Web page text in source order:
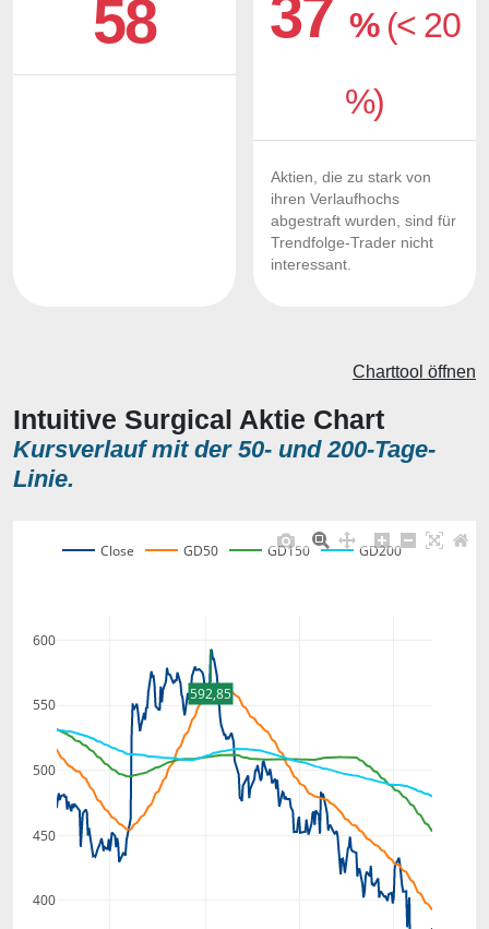
58 37% (< 20
%)
Aktien, die zu stark von
ihren Verlaufhochs
abgestraft wurden, sind für
Trendfolge-Trader nicht
interessant.
Intuitive Surgical Aktie Chart
Kursverlauf mit der 50- und 200-Tage-
Linie.
Charttool öffnen
400
450
500
550
600
Close GD50 GD150 GD200
592,85